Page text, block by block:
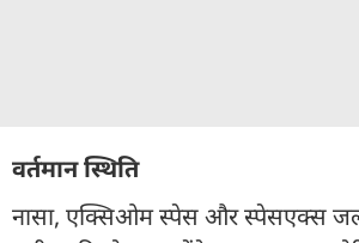
वर्तमान स्थिति
नासा, एक्सिओम स्पेस और स्पेसएक्स